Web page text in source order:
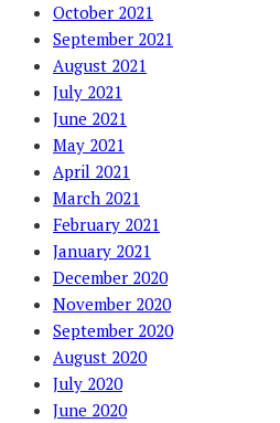
October 2021
September 2021
August 2021
July 2021
June 2021
May 2021
April 2021
March 2021
February 2021
January 2021
December 2020
November 2020
September 2020
August 2020
July 2020
June 2020